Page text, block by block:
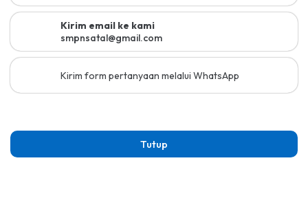
Kirim email ke kami
smpnsatal@gmail.com
Kirim form pertanyaan melalui WhatsApp
Tutup